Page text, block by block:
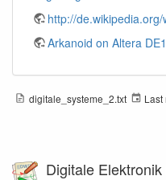
http://de.wikipedia.org/
Arkanoid on Altera DE1
digitale_systeme_2.txt Last
Digitale